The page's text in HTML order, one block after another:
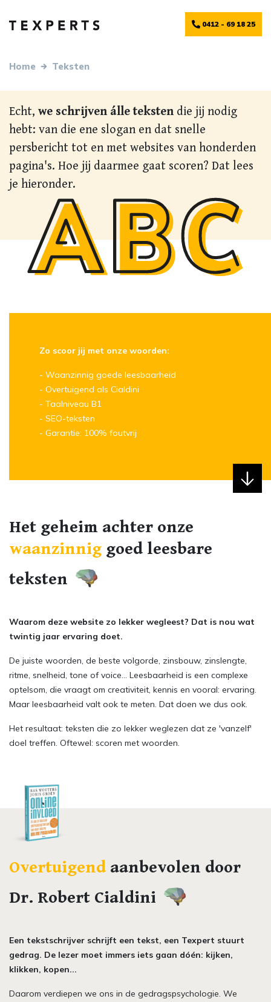
0412 - 69 18 25
Home Teksten
we schrijven álle teksten
Echt, we schrijven álle teksten die jij nodig
hebt: van die ene slogan en dat snelle
persbericht tot en met websites van honderden
pagina's. Hoe jij daarmee gaat scoren? Dat lees
je hieronder.
Zo scoor jij met onze woorden:
- Waanzinnig goede leesbaarheid
- Overtuigend als Cialdini
- Taalniveau B1
- SEO-teksten
- Garantie: 100% foutvrij
Het geheim achter onze
waanzinnig goed leesbare
teksten
Waarom deze website zo lekker wegleest? Dat is nou wat
twintig jaar ervaring doet.
De juiste woorden, de beste volgorde, zinsbouw, zinslengte,
ritme, snelheid, tone of voice… Leesbaarheid is een complexe
optelsom, die vraagt om creativiteit, kennis en vooral: ervaring.
Maar leesbaarheid valt ook te meten. Dat doen we dus ook.
Het resultaat: teksten die zo lekker weglezen dat ze 'vanzelf'
doel treffen. Oftewel: scoren met woorden.
Overtuigend aanbevolen door
Dr. Robert Cialdini
Een tekstschrijver schrijft een tekst, een Texpert stuurt
gedrag. De lezer moet immers iets gaan dóén: kijken,
klikken, kopen...
Daarom verdiepen we ons in de gedragspsychologie. We